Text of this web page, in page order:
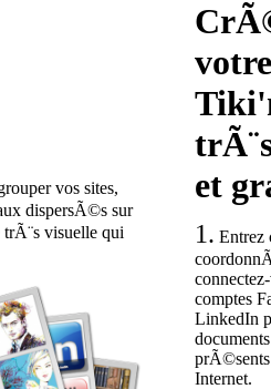
vos sites,
dispersÃ©s sur
visuelle qui
votre
et
1. Entrez
comptes
LinkedIn
Internet.